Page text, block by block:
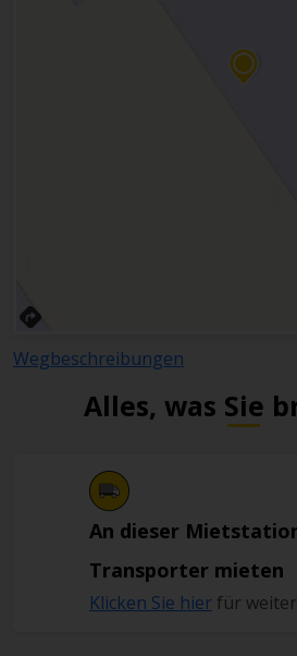
Wegbeschreibungen
Alles, was Sie
An dieser
Transporter mieten
Klicken Sie hier für